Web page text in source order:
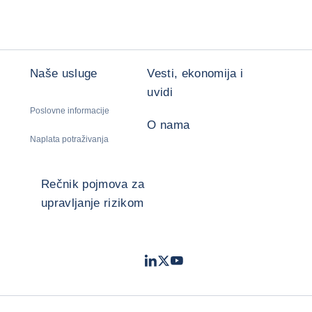
Naše usluge
Poslovne informacije
Naplata potraživanja
Vesti, ekonomija i
uvidi
O nama
Rečnik pojmova za
upravljanje rizikom
LinkedIn
TwitterYoutube